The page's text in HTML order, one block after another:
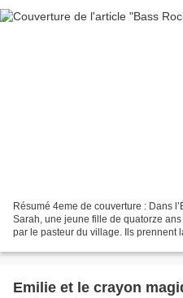
Résumé 4eme de couverture : Dans
Sarah, une jeune fille de quatorze
par le pasteur du village. Ils prennent
Emilie et le crayon magique -